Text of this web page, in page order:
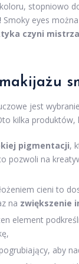
stopniowo
Smoky eyes
czyni
jest
kilka
pigmentacji,
pozwoli na
cieni to
na zwiększenie
element
aby